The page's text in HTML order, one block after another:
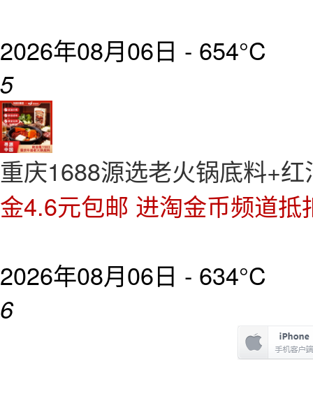
2026年08月06日 - 654°C
5
重庆1688源选老火锅底料+
金4.6元包邮 进淘金币频道抵
2026年08月06日 - 634°C
6